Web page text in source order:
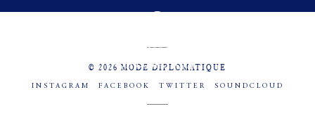
© 2026 MODE DIPLOMATIQUE
INSTAGRAM FACEBOOK TWITTER SOUNDCLOUD